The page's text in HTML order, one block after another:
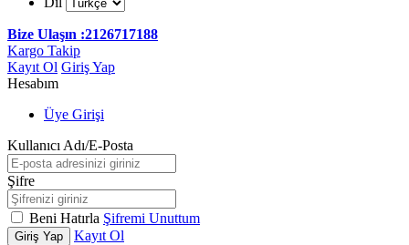
Bize Ulaşın :2126717188
Kargo Takip
Kayıt Ol Giriş Yap
Hesabım
Üye Girişi
Kullanıcı Adı/E-Posta
Şifre
Beni Hatırla Şifremi Unuttum
Giriş Yap
Kayıt Ol